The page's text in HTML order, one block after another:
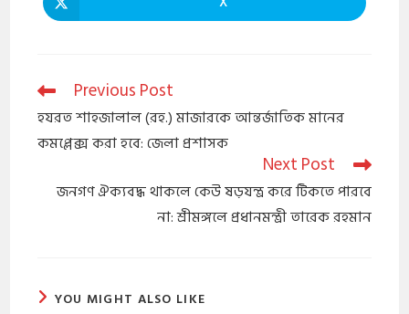
Previous Post
​হযরত শাহজালাল (রহ.) মাজারকে আন্তর্জাতিক মানের
কমপ্লেক্স করা হবে: জেলা প্রশাসক
Next Post
​জনগণ ঐক্যবদ্ধ থাকলে কেউ ষড়যন্ত্র করে টিকতে পারবে
না: শ্রীমঙ্গলে প্রধানমন্ত্রী তারেক রহমান
YOU MIGHT ALSO LIKE